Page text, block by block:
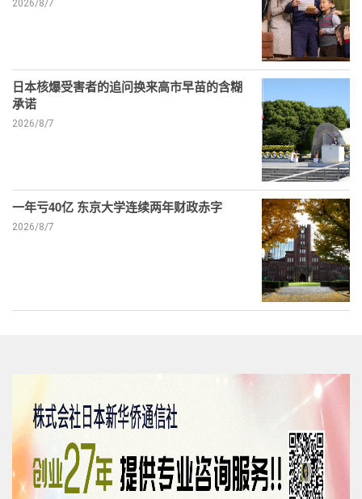
2026/8/7
日本核爆受害者的追问换来高市早苗的含糊
承诺
2026/8/7
一年亏40亿 东京大学连续两年财政赤字
2026/8/7